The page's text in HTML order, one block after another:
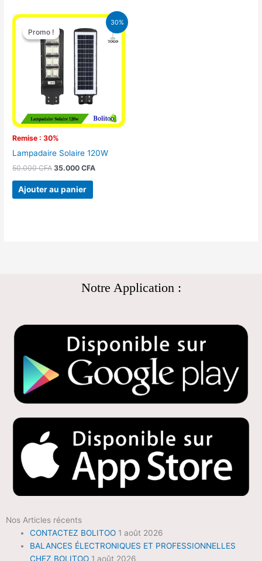
30%
Promo !
Remise : 30%
Promo !
Lampadaire Solaire 120W
50.000CFA
Le
prix
initial
était :
50.000 CFA.
35.000CFA
Le
prix
actuel
est :
35.000 CFA.
Ajouter au panier
Notre Application :
Nos Articles récents
CONTACTEZ BOLITOO 1 août 2026
BALANCES ÉLECTRONIQUES ET PROFESSIONNELLES
CHEZ BOLITOO 1 août 2026